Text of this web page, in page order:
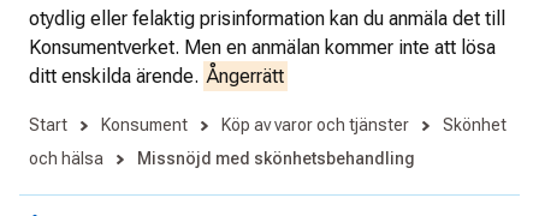
otydlig eller felaktig prisinformation kan du anmäla det till
Konsumentverket. Men en anmälan kommer inte att lösa
ditt enskilda ärende. Ångerrätt
Start Konsument Köp av varor och tjänster
Skönhet
och hälsa
Missnöjd med skönhetsbehandling